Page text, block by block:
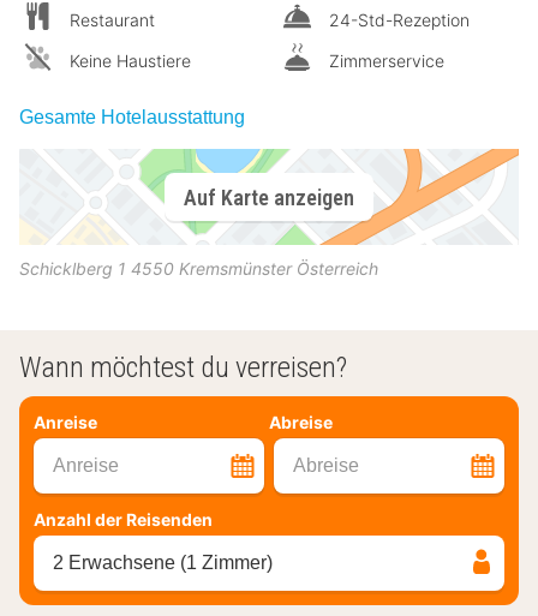
Restaurant
Keine Haustiere
24-Std-Rezeption
Zimmerservice
Gesamte Hotelausstattung
Auf Karte anzeigen
Schicklberg 1 4550 Kremsmünster Österreich
Wann möchtest du verreisen?
Anreise Abreise
Anreise Abreise
Anzahl der Reisenden
2 Erwachsene (1 Zimmer)